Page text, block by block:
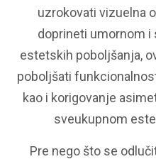
uzrokovati vizuelna
doprineti umornom i
estetskih poboljšanja,
poboljšati
kao i korigovanje
sveukupnom
Pre nego što se